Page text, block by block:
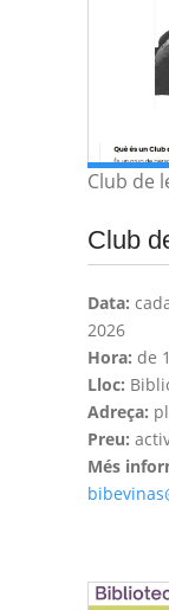
Club de
Club
Data:
2026
Hora: de
Lloc:
Adreça:
Preu:
Més